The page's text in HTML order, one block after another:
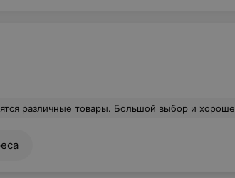
стоимости продукта за один килограмм. Фасовка разная и по 500гр и по700-800-900гр и по 300-350-400гр. Как узнать цену за один килограмм? В соседнем магазине такая информация есть и выбрать товар гораздо проще. Неужели так тяжело проставить стоимость товара за килограмм?